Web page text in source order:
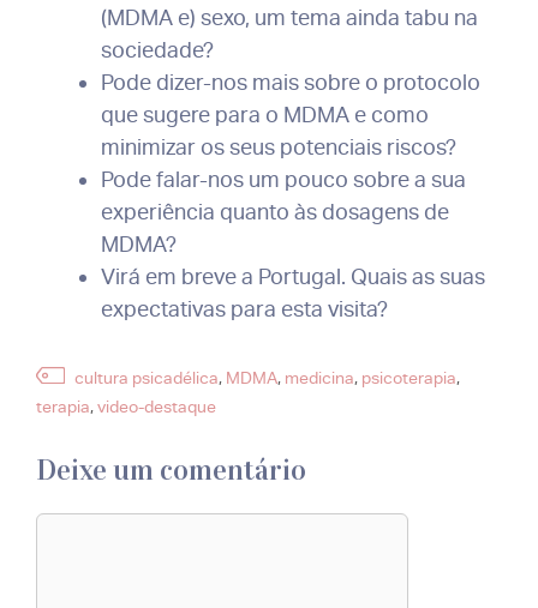
(MDMA e) sexo, um tema ainda tabu na
sociedade?
Pode dizer-nos mais sobre o protocolo
que sugere para o MDMA e como
minimizar os seus potenciais riscos?
Pode falar-nos um pouco sobre a sua
experiência quanto às dosagens de
MDMA?
Virá em breve a Portugal. Quais as suas
expectativas para esta visita?
Etiquetas
cultura psicadélica, MDMA, medicina, psicoterapia,
terapia,video-destaque
Deixe um comentário